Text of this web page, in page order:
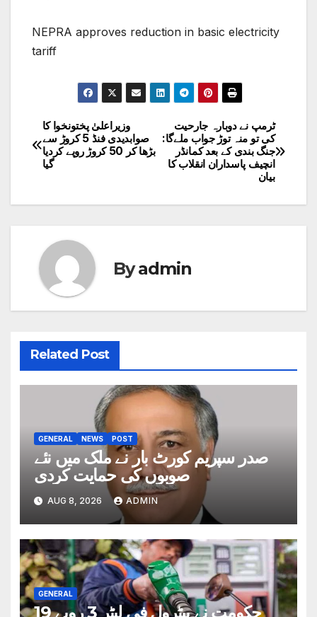
NEPRA approves reduction in basic electricity
tariff
Post
navigation
ٹرمپ نے دوبارہ جارحیت
کی تو منہ توڑ جواب ملےگا:
جنگ بندی کے بعد کمانڈر
انچیف پاسداران انقلاب کا
بیان
وزیراعلیٰ پختونخوا کا
صوابدیدی فنڈ 5 کروڑ سے
بڑھا کر 50 کروڑ روپے کردیا
گیا
Byadmin
Related Post
GENERAL NEWS POST
صدر سپریم کورٹ بار نے ملک میں نئے
صوبوں کی حمایت کردی
AUG 8, 2026 ADMIN
GENERAL
حکومت نے پیٹرول فی لیٹر 3 روپے 19